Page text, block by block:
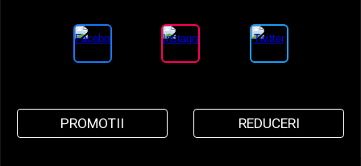
PROMOTII REDUCERI